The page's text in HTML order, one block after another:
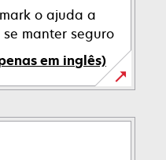
o ajuda a
manter seguro
em inglês)